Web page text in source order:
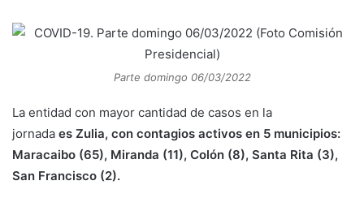
Parte domingo 06/03/2022
La entidad con mayor cantidad de casos en la
jornada es Zulia, con contagios activos en 5 municipios:
Maracaibo (65), Miranda (11), Colón (8), Santa Rita (3),
San Francisco (2).